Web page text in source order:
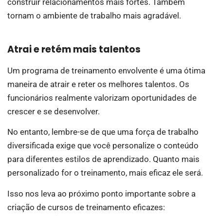
construir relacionamentos mais fortes. Também
tornam o ambiente de trabalho mais agradável.
Atrai e retém mais talentos
Um programa de treinamento envolvente é uma ótima
maneira de atrair e reter os melhores talentos. Os
funcionários realmente valorizam oportunidades de
crescer e se desenvolver.
No entanto, lembre-se de que uma força de trabalho
diversificada exige que você personalize o conteúdo
para diferentes estilos de aprendizado. Quanto mais
personalizado for o treinamento, mais eficaz ele será.
Isso nos leva ao próximo ponto importante sobre a
criação de cursos de treinamento eficazes: